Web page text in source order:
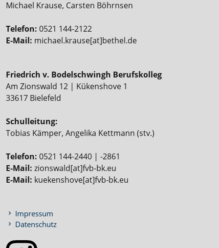
Michael Krause, Carsten Böhrnsen
Telefon: 0521 144-2122
E-Mail: michael.krause[at]bethel.de
Friedrich v. Bodelschwingh Berufskolleg
Am Zionswald 12 | Kükenshove 1
33617 Bielefeld
Schulleitung:
Tobias Kämper, Angelika Kettmann (stv.)
Telefon: 0521 144-2440 | -2861
E-Mail: zionswald[at]fvb-bk.eu
E-Mail: kuekenshove[at]fvb-bk.eu
Impressum
Datenschutz